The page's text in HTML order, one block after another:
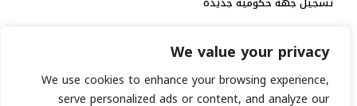
We value your privacy
We use cookies to enhance your browsing experience,
serve personalized ads or content, and analyze our
منصة إخبارية مرخصة